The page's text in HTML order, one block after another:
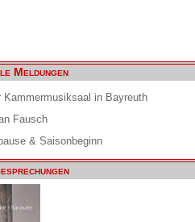
Meldungen
Kammermusiksaal in Bayreuth
Fausch
& Saisonbeginn